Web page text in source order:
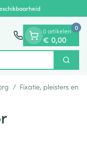
Zoek
0 artikelen
€ 0,00
0
/ Fixatie, pleisters en